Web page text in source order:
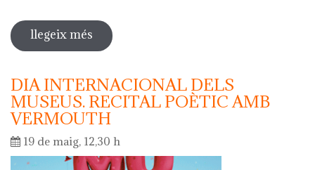
llegeix més sobre hola ceràmica!
DIA INTERNACIONAL DELS
MUSEUS. RECITAL POÈTIC AMB
VERMOUTH
19 de maig, 12,30 h